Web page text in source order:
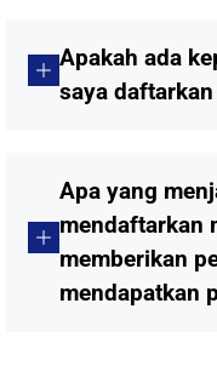
Apakah ada
saya
Apa yang
mendaftarkan
memberikan
mendapatkan